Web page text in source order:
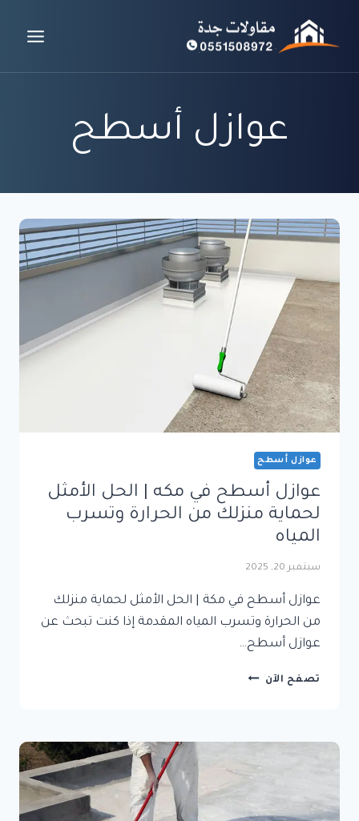
عوازل أسطح
عوازل أسطح
عوازل أسطح في مكه | الحل الأمثل
لحماية منزلك من الحرارة وتسرب
المياه
سبتمبر 20, 2025
عوازل أسطح في مكة | الحل الأمثل لحماية منزلك
من الحرارة وتسرب المياه المقدمة إذا كنت تبحث عن
عوازل أسطح…
تصفح الآن عوازل
|
الأمثل
لحماية
منزلك